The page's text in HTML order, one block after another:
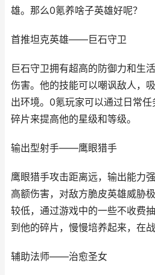
雄。那么0氪养啥子英雄好呢？
首推坦克英雄——巨石守卫
巨石守卫拥有超高的防御力和生
伤害。他的技能可以嘲讽敌人，
出环境。0氪玩家可以通过日常
碎片来提高他的星级和等级。
输出型射手——鹰眼猎手
鹰眼猎手攻击距离远，输出能力
高额伤害，对敌方脆皮英雄威胁
较低，通过游戏中的一些不收费
到他的碎片，慢慢培养起来，在
辅助法师——治愈圣女